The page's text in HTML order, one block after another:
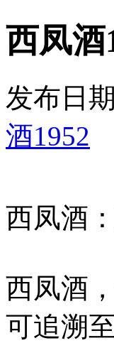
西凤酒
发布日
酒1952
西凤酒
西凤酒
可追溯